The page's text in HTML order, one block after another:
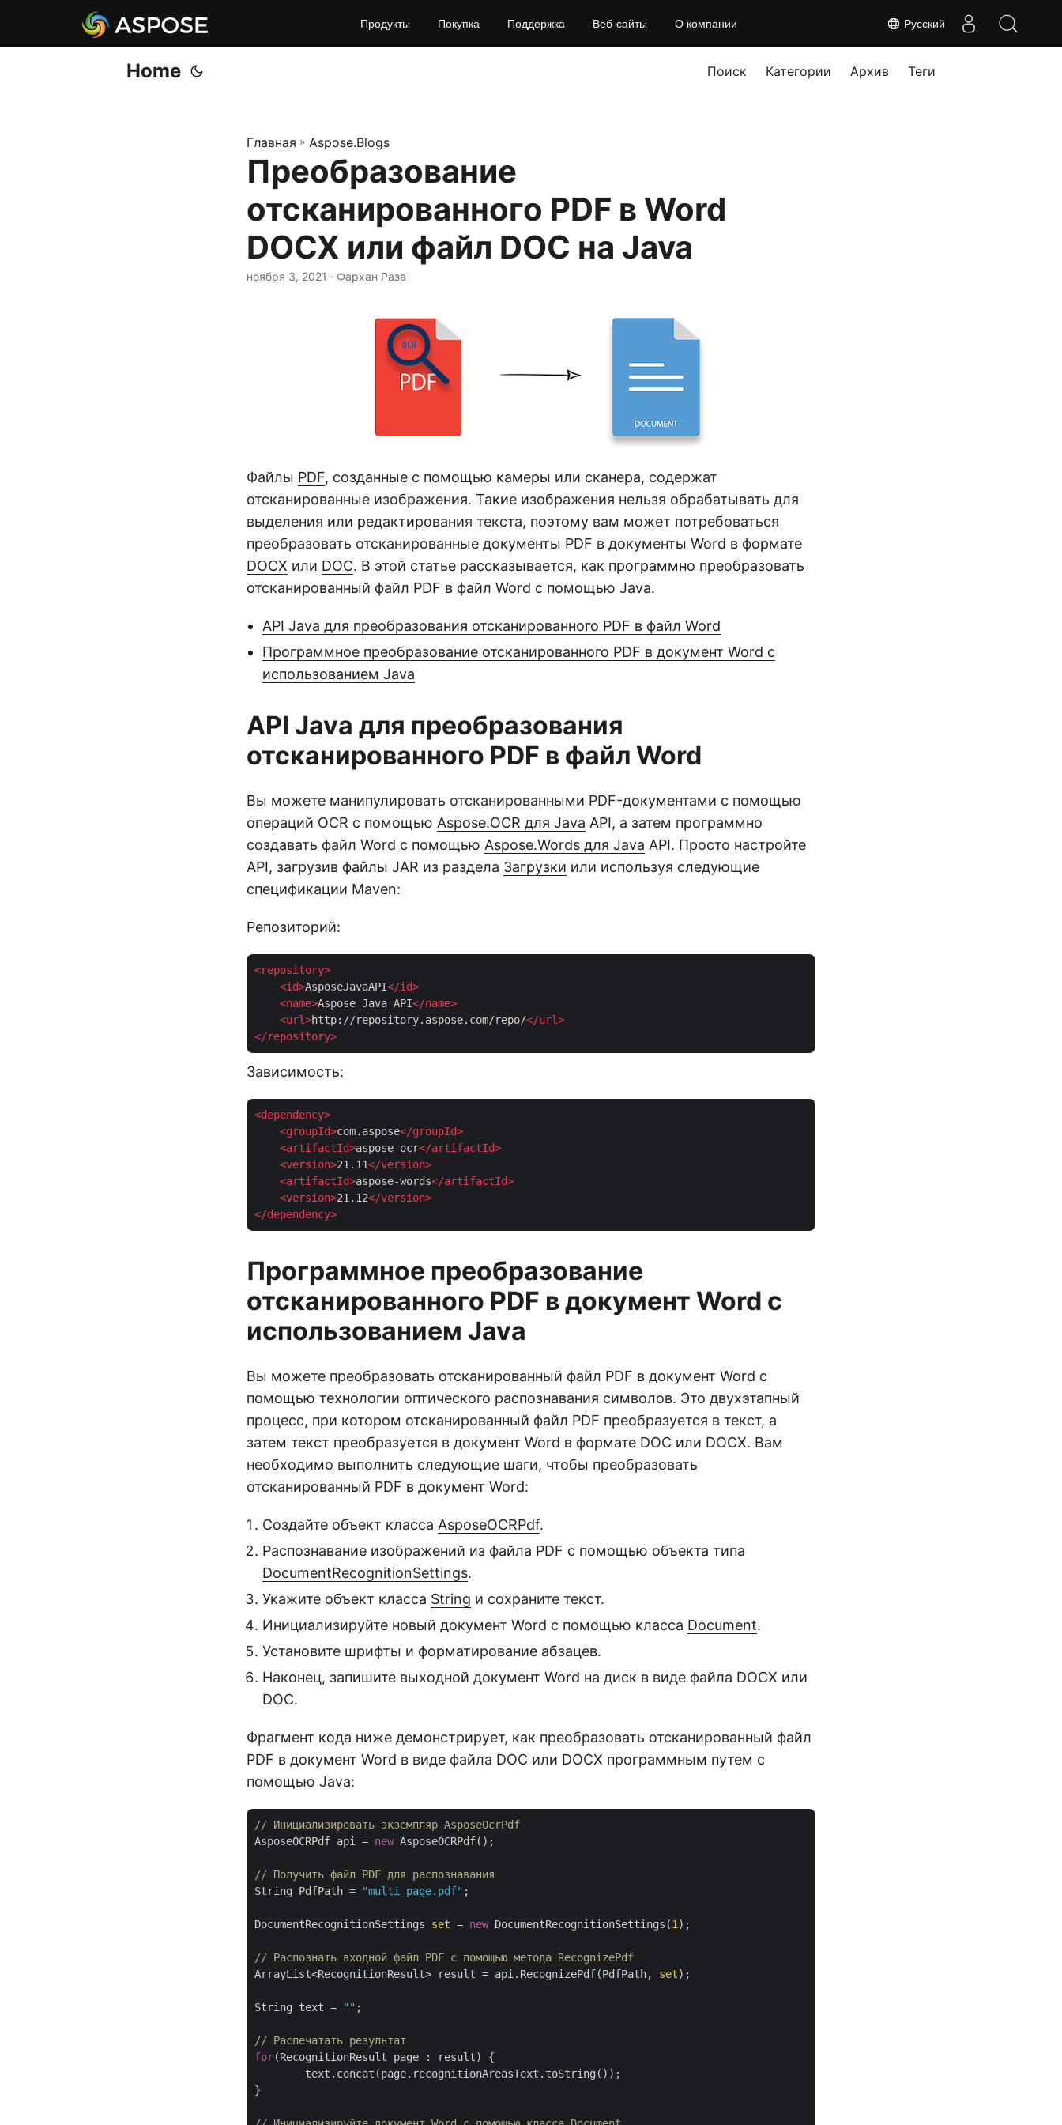
Русский
Продукты Покупка Поддержка Веб‑сайты О компании
Home Поиск Категории Архив Теги
Главная » Aspose.Blogs
Преобразование
отсканированного PDF в Word
DOCX или файл DOC на Java
ноября 3, 2021 · Фархан Раза
Файлы PDF, созданные с помощью камеры или сканера, содержат
отсканированные изображения. Такие изображения нельзя обрабатывать для
выделения или редактирования текста, поэтому вам может потребоваться
преобразовать отсканированные документы PDF в документы Word в формате
DOCX или DOC. В этой статье рассказывается, как программно преобразовать
отсканированный файл PDF в файл Word с помощью Java.
API Java для преобразования отсканированного PDF в файл Word
Программное преобразование отсканированного PDF в документ Word с
использованием Java
API Java для преобразования
отсканированного PDF в файл Word
Вы можете манипулировать отсканированными PDF-документами с помощью
операций OCR с помощью Aspose.OCR для Java API, а затем программно
создавать файл Word с помощью Aspose.Words для Java API. Просто настройте
API, загрузив файлы JAR из раздела Загрузки или используя следующие
спецификации Maven:
Репозиторий:
<repository>
<id>AsposeJavaAPI</id>
<name>Aspose Java API</name>
<url>http://repository.aspose.com/repo/</url>
</repository>
Зависимость:
<dependency>
<groupId>com.aspose</groupId>
<artifactId>aspose-ocr</artifactId>
<version>21.11</version>
<artifactId>aspose-words</artifactId>
<version>21.12</version>
</dependency>
Программное преобразование
отсканированного PDF в документ Word с
использованием Java
Вы можете преобразовать отсканированный файл PDF в документ Word с
помощью технологии оптического распознавания символов. Это двухэтапный
процесс, при котором отсканированный файл PDF преобразуется в текст, а
затем текст преобразуется в документ Word в формате DOC или DOCX. Вам
необходимо выполнить следующие шаги, чтобы преобразовать
отсканированный PDF в документ Word:
Создайте объект класса AsposeOCRPdf.
Распознавание изображений из файла PDF с помощью объекта типа
DocumentRecognitionSettings.
Укажите объект класса String и сохраните текст.
Инициализируйте новый документ Word с помощью класса Document.
Установите шрифты и форматирование абзацев.
Наконец, запишите выходной документ Word на диск в виде файла DOCX или
DOC.
Фрагмент кода ниже демонстрирует, как преобразовать отсканированный файл
PDF в документ Word в виде файла DOC или DOCX программным путем с
помощью Java:
// Инициализировать экземпляр AsposeOcrPdf
AsposeOCRPdf api = new AsposeOCRPdf();
// Получить файл PDF для распознавания
String PdfPath =
"multi_page.pdf" ;
DocumentRecognitionSettings set = new DocumentRecognitionSettings(1 );
// Распознать входной файл PDF с помощью метода RecognizePdf
ArrayList<RecognitionResult> result = api.RecognizePdf(PdfPath, set);
String text = "" ;
// Распечатать результат
for(RecognitionResult page : result) {
        text.concat(page.recognitionAreasText.toString());
}